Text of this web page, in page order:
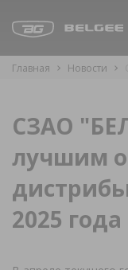
Главная Новости
СЗАО
лучшим
2025 года